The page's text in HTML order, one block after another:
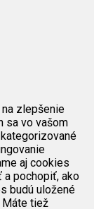
zlepšenie
sa vo vašom
aj cookies
a pochopiť, ako
budú uložené
Máte tiež